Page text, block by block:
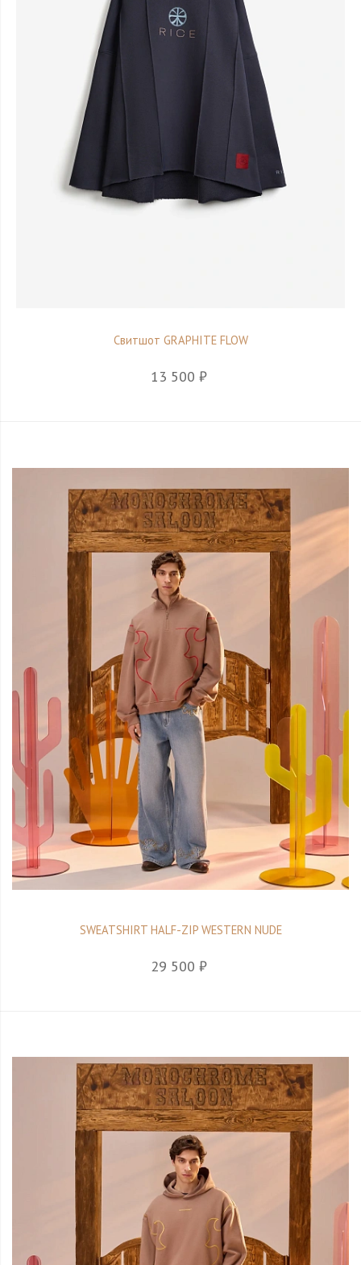
Свитшот GRAPHITE FLOW
13 500 ₽
SWEATSHIRT HALF-ZIP WESTERN NUDE
29 500 ₽